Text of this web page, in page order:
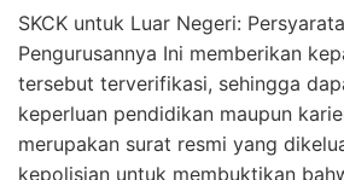
SKCK untuk Luar Negeri:
Pengurusannya Ini memberikan
tersebut terverifikasi, sehingga
keperluan pendidikan maupun
merupakan surat resmi yang
kepolisian untuk membuktikan